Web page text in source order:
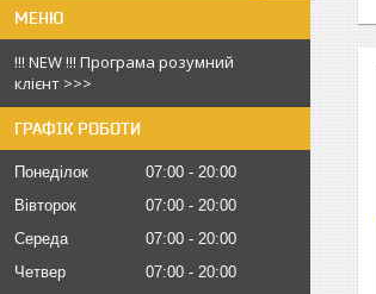
!!! NEW !!! Програма розумний
клієнт >>>
ГРАФІК РОБОТИ
Понеділок 07:00
20:00
Вівторок
07:00
20:00
Середа
07:00
20:00
Четвер
07:00
20:00